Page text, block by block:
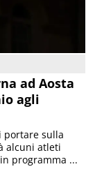
ad Aosta
agli
portare sulla
alcuni atleti
programma ...